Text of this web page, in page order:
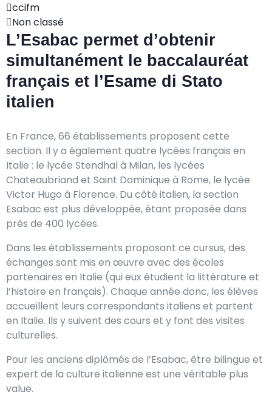
ccifm
Non classé
L’Esabac permet d’obtenir
simultanément le baccalauréat
français et l’Esame di Stato
italien
En France, 66 établissements proposent cette
section. Il y a également quatre lycées français en
Italie : le lycée Stendhal à Milan, les lycées
Chateaubriand et Saint Dominique à Rome, le lycée
Victor Hugo à Florence. Du côté italien, la section
Esabac est plus développée, étant proposée dans
près de 400 lycées.
Dans les établissements proposant ce cursus, des
échanges sont mis en œuvre avec des écoles
partenaires en Italie (qui eux étudient la littérature et
l’histoire en français). Chaque année donc, les élèves
accueillent leurs correspondants italiens et partent
en Italie. Ils y suivent des cours et y font des visites
culturelles.
Pour les anciens diplômés de l’Esabac, être bilingue et
expert de la culture italienne est une véritable plus
value.